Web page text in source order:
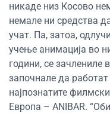
никаде низ Косово
немале ни средства
учат. Па, затоа,
учење анимација во
години, се зачлениле
започнале да
најпознатите
Европа – ANIBAR.